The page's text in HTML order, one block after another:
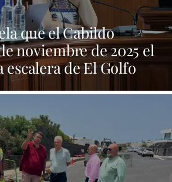
que el Cabildo
noviembre de 2025 el
de El Golfo